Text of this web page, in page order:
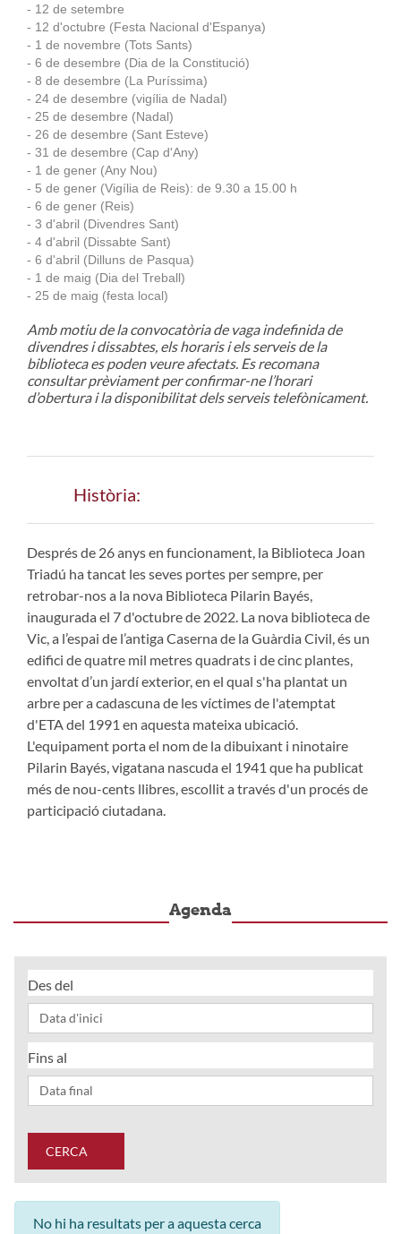
- 12 de setembre
- 12 d'octubre (Festa Nacional d'Espanya)
- 1 de novembre (Tots Sants)
- 6 de desembre (Dia de la Constitució)
- 8 de desembre (La Puríssima)
- 24 de desembre (vigília de Nadal)
- 25 de desembre (Nadal)
- 26 de desembre (Sant Esteve)
- 31 de desembre (Cap d'Any)
- 1 de gener (Any Nou)
- 5 de gener (Vigília de Reis): de 9.30 a 15.00 h
- 6 de gener (Reis)
- 3 d'abril (Divendres Sant)
- 4 d'abril (Dissabte Sant)
- 6 d'abril (Dilluns de Pasqua)
- 1 de maig (Dia del Treball)
- 25 de maig (festa local)
Amb motiu de la convocatòria de vaga indefinida de
divendres i dissabtes, els horaris i els serveis de la
biblioteca es poden veure afectats. Es recomana
consultar prèviament per confirmar-ne l’horari
d’obertura i la disponibilitat dels serveis telefònicament.
Història:
Després de 26 anys en funcionament, la Biblioteca Joan
Triadú ha tancat les seves portes per sempre, per
retrobar-nos a la nova Biblioteca Pilarin Bayés,
inaugurada el 7 d'octubre de 2022. La nova biblioteca de
Vic, a l’espai de l’antiga Caserna de la Guàrdia Civil, és un
edifici de quatre mil metres quadrats i de cinc plantes,
envoltat d’un jardí exterior, en el qual s'ha plantat un
arbre per a cadascuna de les víctimes de l'atemptat
d'ETA del 1991 en aquesta mateixa ubicació.
L'equipament porta el nom de la dibuixant i ninotaire
Pilarin Bayés, vigatana nascuda el 1941 que ha publicat
més de nou-cents llibres, escollit a través d'un procés de
participació ciutadana.
Agenda
Des del
Fins al
CERCA
No hi ha resultats per a aquesta cerca